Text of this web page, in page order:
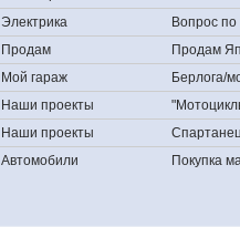
Электрика
Вопрос по
Продам
Продам
Мой гараж
Берлога/
Наши проекты
Наши проекты
Автомобили
Покупка